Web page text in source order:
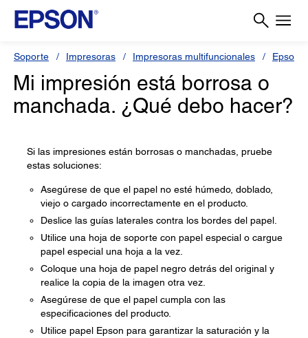
Soporte Impresoras Impresoras multifuncionales Epson
Mi impresión está borrosa o
manchada. ¿Qué debo hacer?
Si las impresiones están borrosas o manchadas, pruebe
estas soluciones:
Asegúrese de que el papel no esté húmedo, doblado,
viejo o cargado incorrectamente en el producto.
Deslice las guías laterales contra los bordes del papel.
Utilice una hoja de soporte con papel especial o cargue
papel especial una hoja a la vez.
Coloque una hoja de papel negro detrás del original y
realice la copia de la imagen otra vez.
Asegúrese de que el papel cumpla con las
especificaciones del producto.
Utilice papel Epson para garantizar la saturación y la